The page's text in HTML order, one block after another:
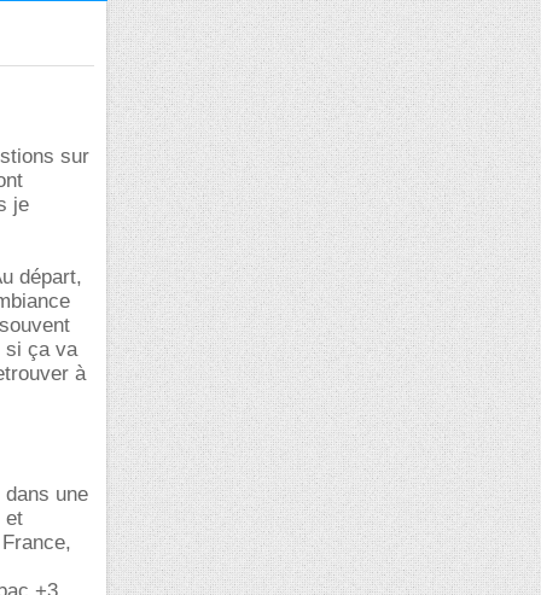
sur
je
départ,
si ça va
à
une
et